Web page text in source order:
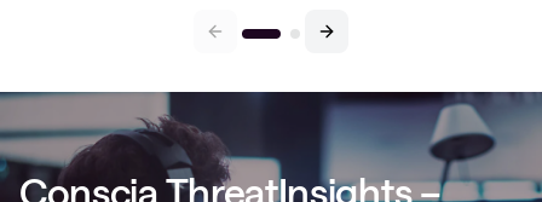
Conscia ThreatInsights –